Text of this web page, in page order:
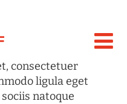
consectetuer
ligula eget
natoque